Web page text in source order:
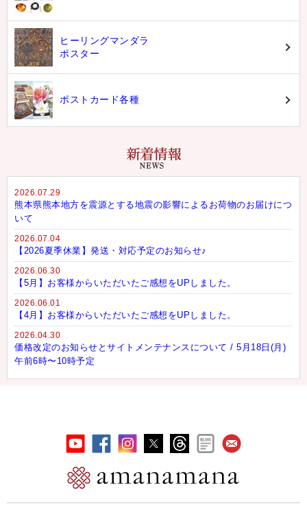
ヒーリングマンダラ
ポスター
ポストカード各種
2026.07.29
熊本県熊本地方を震源とする地震の影響によるお荷物のお届けにつ
いて
2026.07.04
【2026夏季休業】発送・対応予定のお知らせ♪
2026.06.30
【5月】お客様からいただいたご感想をUPしました。
2026.06.01
【4月】お客様からいただいたご感想をUPしました。
2026.04.30
価格改定のお知らせとサイトメンテナンスについて / 5月18日(月)
午前6時〜10時予定